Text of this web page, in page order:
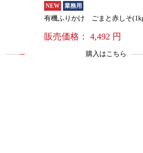
NEW 業務用
有機ふりかけ ごまと赤しそ
販売価格： 4,492 円
購入はこちら